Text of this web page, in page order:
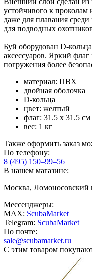
устойчивого к проколам
даже для плавания
для подводных
Буй оборудован D-
аксессуаров. Яркий флаг
погружения более
материал: ПВХ
двойная оболочка
D-кольца
цвет: желтый
флаг: 31.5 x 31.5 см
вес: 1 кг
Также оформить заказ
По телефону:
8 (495) 150–99–56
В нашем магазине:
Москва, Ломоносовский
Мессенджеры:
MAX: ScubaMarket
Telegram: ScubaMarket
По почте:
sale@scubamarket.ru
С этим товаром